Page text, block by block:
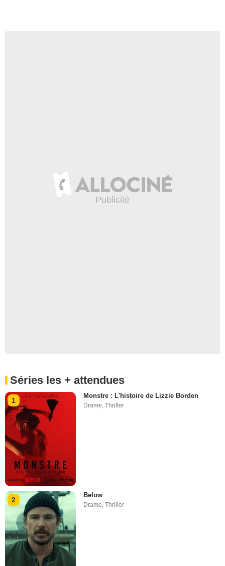
Séries les + attendues
1
Monstre : L'histoire de Lizzie Borden
Drame ,Thriller
2
Below
Drame,Thriller